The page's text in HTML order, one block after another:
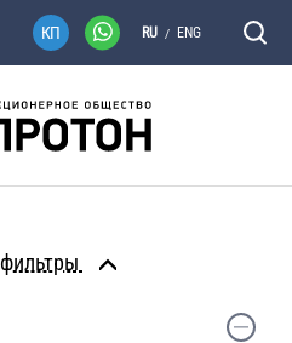
RU / ENG
фильтры